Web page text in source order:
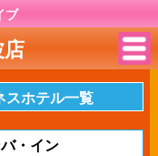
ブ
スホテル一覧
・イン